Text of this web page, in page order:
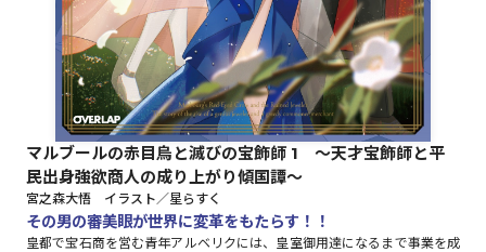
コミックガルド
コミッククリエ
マルブールの赤目烏と滅びの宝飾師 1 ～天才宝飾師と平
民出身強欲商人の成り上がり傾国譚～
宮之森大悟 イラスト／星らすく
その男の審美眼が世界に変革をもたらす！！
皇都で宝石商を営む青年アルベリクには、皇室御用達になるまで事業を成